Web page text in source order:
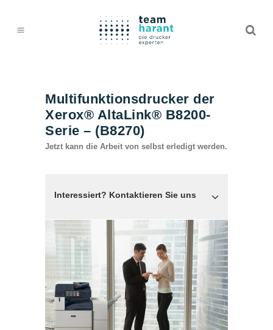
Multifunktionsdrucker der
Xerox® AltaLink® B8200-
Serie – (B8270)
Jetzt kann die Arbeit von selbst erledigt werden.
Interessiert? Kontaktieren Sie uns
TEAM HARANT GMBH & CO. KG
Telefon:
Adress:
Postleitzahl: